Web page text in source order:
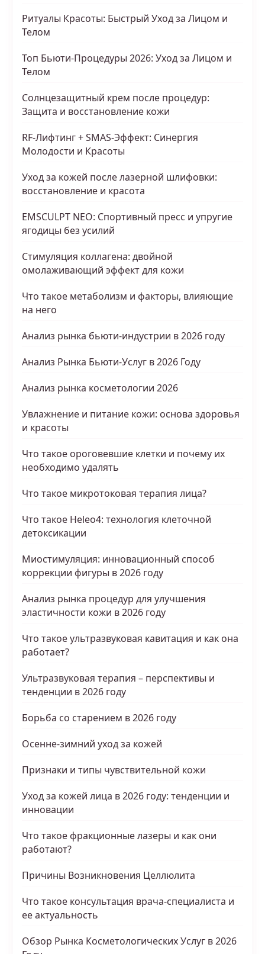
Ритуалы Красоты: Быстрый Уход за Лицом и
Телом
Топ Бьюти-Процедуры 2026: Уход за Лицом и
Телом
Солнцезащитный крем после процедур:
Защита и восстановление кожи
RF-Лифтинг + SMAS-Эффект: Синергия
Молодости и Красоты
Уход за кожей после лазерной шлифовки:
восстановление и красота
EMSCULPT NEO: Спортивный пресс и упругие
ягодицы без усилий
Стимуляция коллагена: двойной
омолаживающий эффект для кожи
Что такое метаболизм и факторы, влияющие
на него
Анализ рынка бьюти-индустрии в 2026 году
Анализ Рынка Бьюти-Услуг в 2026 Году
Анализ рынка косметологии 2026
Увлажнение и питание кожи: основа здоровья
и красоты
Что такое ороговевшие клетки и почему их
необходимо удалять
Что такое микротоковая терапия лица?
Что такое Heleo4: технология клеточной
детоксикации
Миостимуляция: инновационный способ
коррекции фигуры в 2026 году
Анализ рынка процедур для улучшения
эластичности кожи в 2026 году
Что такое ультразвуковая кавитация и как она
работает?
Ультразвуковая терапия – перспективы и
тенденции в 2026 году
Борьба со старением в 2026 году
Осенне-зимний уход за кожей
Признаки и типы чувствительной кожи
Уход за кожей лица в 2026 году: тенденции и
инновации
Что такое фракционные лазеры и как они
работают?
Причины Возникновения Целлюлита
Что такое консультация врача-специалиста и
ее актуальность
Обзор Рынка Косметологических Услуг в 2026